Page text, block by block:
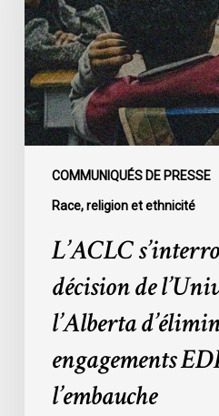
COMMUNIQUÉS DE PRESSE
Race, religion et ethnicité
décision
de
l’Université
de
l’Alberta
d’éliminer
engagements
L’ACLC
décision de
l’Alberta
engagements
l’embauche